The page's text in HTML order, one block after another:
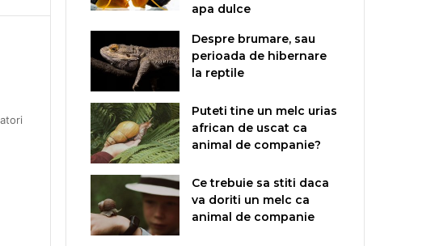
apa dulce
Despre brumare, sau
perioada de hibernare
la reptile
Puteti tine un melc urias
african de uscat ca
animal de companie?
Ce trebuie sa stiti daca
va doriti un melc ca
animal de companie